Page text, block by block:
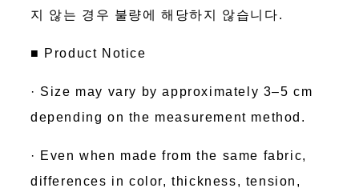
지 않는 경우 불량에 해당하지 않습니다.
■ Product Notice
· Size may vary by approximately 3–5 cm
depending on the measurement method.
· Even when made from the same fabric,
differences in color, thickness, tension,